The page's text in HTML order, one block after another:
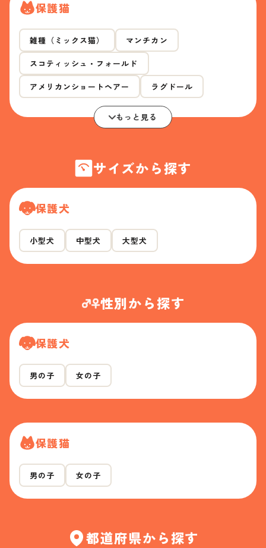
保護猫
雑種（ミックス猫） マンチカン
スコティッシュ・フォールド
アメリカンショートヘアー ラグドール
もっと見る
サイズから探す
保護犬
小型犬 中型犬 大型犬
性別から探す
保護犬
男の子 女の子
保護猫
男の子 女の子
都道府県から探す